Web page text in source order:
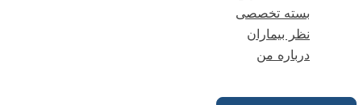
بسته تخصصی
نظر بیماران
درباره من